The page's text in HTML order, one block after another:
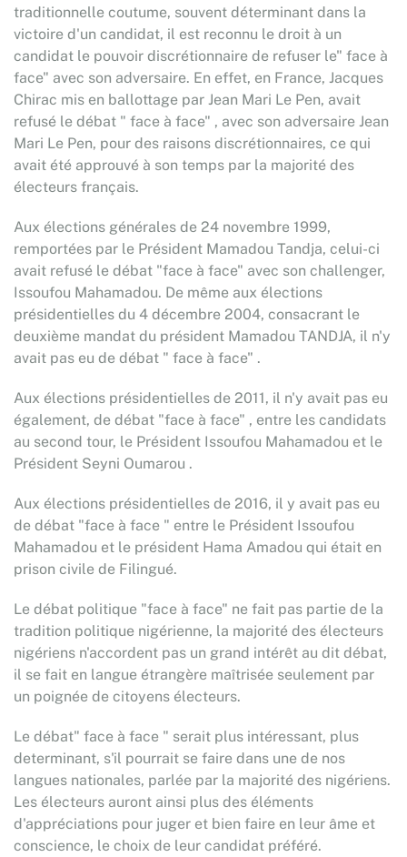
traditionnelle coutume, souvent déterminant dans la
victoire d'un candidat, il est reconnu le droit à un
candidat le pouvoir discrétionnaire de refuser le" face à
face" avec son adversaire. En effet, en France, Jacques
Chirac mis en ballottage par Jean Mari Le Pen, avait
refusé le débat " face à face" , avec son adversaire Jean
Mari Le Pen, pour des raisons discrétionnaires, ce qui
avait été approuvé à son temps par la majorité des
électeurs français.
Aux élections générales de 24 novembre 1999,
remportées par le Président Mamadou Tandja, celui-ci
avait refusé le débat "face à face" avec son challenger,
Issoufou Mahamadou. De même aux élections
présidentielles du 4 décembre 2004, consacrant le
deuxième mandat du président Mamadou TANDJA, il n'y
avait pas eu de débat " face à face" .
Aux élections présidentielles de 2011, il n'y avait pas eu
également, de débat "face à face" , entre les candidats
au second tour, le Président Issoufou Mahamadou et le
Président Seyni Oumarou .
Aux élections présidentielles de 2016, il y avait pas eu
de débat "face à face " entre le Président Issoufou
Mahamadou et le président Hama Amadou qui était en
prison civile de Filingué.
Le débat politique "face à face" ne fait pas partie de la
tradition politique nigérienne, la majorité des électeurs
nigériens n'accordent pas un grand intérêt au dit débat,
il se fait en langue étrangère maîtrisée seulement par
un poignée de citoyens électeurs.
Le débat" face à face " serait plus intéressant, plus
determinant, s'il pourrait se faire dans une de nos
langues nationales, parlée par la majorité des nigériens.
Les électeurs auront ainsi plus des éléments
d'appréciations pour juger et bien faire en leur âme et
conscience, le choix de leur candidat préféré.